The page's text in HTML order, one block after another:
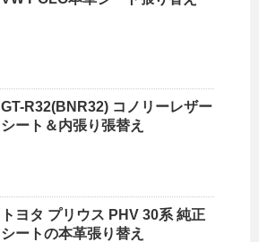
GT-R32(BNR32) コノリーレザー
シート＆内張り張替え
トヨタ プリウス PHV 30系 純正
シートの本革張り替え